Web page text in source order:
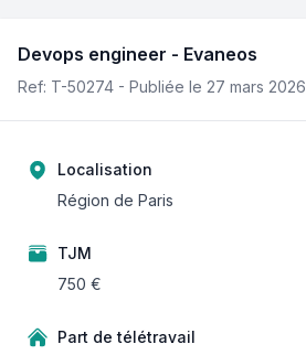
Devops engineer - Evaneos
Ref: T-50274 - Publiée le 27 mars 2026
Localisation
Région de Paris
TJM
750 €
Part de télétravail